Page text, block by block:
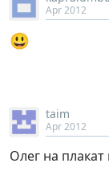
Apr 2012
😃
taim
Apr 2012
Олег на